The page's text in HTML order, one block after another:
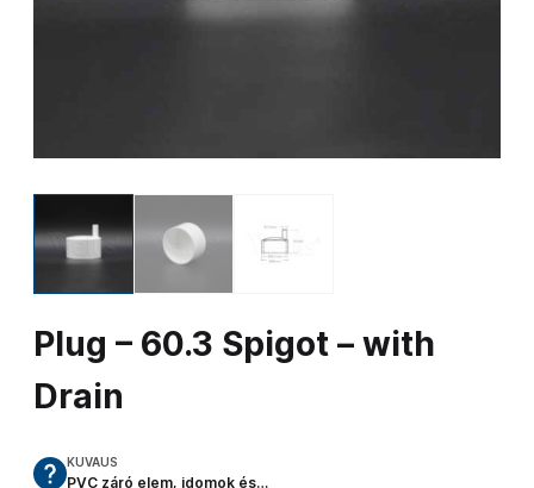
Plug – 60.3 Spigot – with
Drain
KUVAUS
PVC záró elem, idomok és…